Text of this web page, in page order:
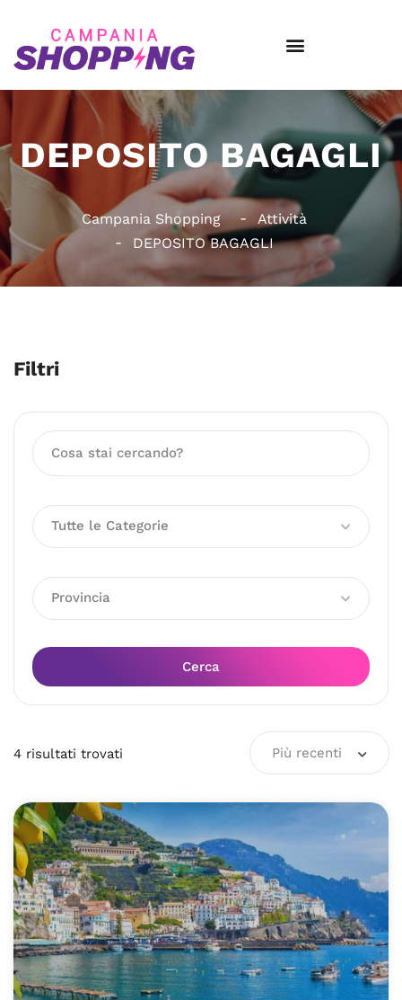
DEPOSITO BAGAGLI
Campania Shopping
Attività
DEPOSITO BAGAGLI
Filtri
Tutte le Categorie
Provincia
Cerca
4 risultati trovati Più recenti